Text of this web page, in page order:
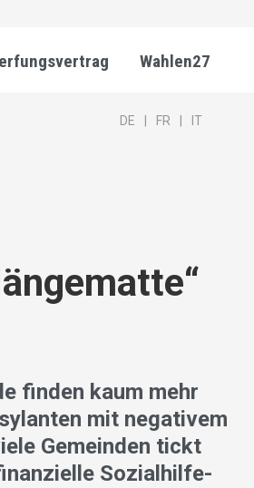
Wahlen27
DE FR IT
finden kaum mehr
mit negativem
Gemeinden tickt
Sozialhilfe-